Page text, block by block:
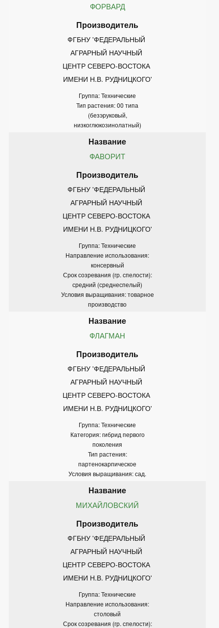
ФОРВАРД
ФГБНУ 'ФЕДЕРАЛЬНЫЙ
АГРАРНЫЙ НАУЧНЫЙ
ЦЕНТР СЕВЕРО-ВОСТОКА
ИМЕНИ Н.В. РУДНИЦКОГО'
Группа: Технические
Тип растения: 00 типа
(безэруковый,
низкоглюкозинолатный)
ФАВОРИТ
ФГБНУ 'ФЕДЕРАЛЬНЫЙ
АГРАРНЫЙ НАУЧНЫЙ
ЦЕНТР СЕВЕРО-ВОСТОКА
ИМЕНИ Н.В. РУДНИЦКОГО'
Группа: Технические
Направление использования:
консервный
Срок созревания (гр. спелости):
средний (среднеспелый)
Условия выращивания: товарное
производство
ФЛАГМАН
ФГБНУ 'ФЕДЕРАЛЬНЫЙ
АГРАРНЫЙ НАУЧНЫЙ
ЦЕНТР СЕВЕРО-ВОСТОКА
ИМЕНИ Н.В. РУДНИЦКОГО'
Группа: Технические
Категория: гибрид первого
поколения
Тип растения:
партенокарпическое
Условия выращивания: сад.
МИХАЙЛОВСКИЙ
ФГБНУ 'ФЕДЕРАЛЬНЫЙ
АГРАРНЫЙ НАУЧНЫЙ
ЦЕНТР СЕВЕРО-ВОСТОКА
ИМЕНИ Н.В. РУДНИЦКОГО'
Группа: Технические
Направление использования:
столовый
Срок созревания (гр. спелости):